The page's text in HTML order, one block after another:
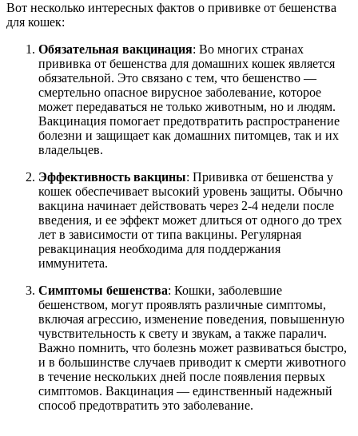
Вот несколько интересных фактов о прививке от бешенства
для кошек:
Обязательная вакцинация: Во многих странах
прививка от бешенства для домашних кошек является
обязательной. Это связано с тем, что бешенство —
смертельно опасное вирусное заболевание, которое
может передаваться не только животным, но и людям.
Вакцинация помогает предотвратить распространение
болезни и защищает как домашних питомцев, так и их
владельцев.
Эффективность вакцины: Прививка от бешенства у
кошек обеспечивает высокий уровень защиты. Обычно
вакцина начинает действовать через 2-4 недели после
введения, и ее эффект может длиться от одного до трех
лет в зависимости от типа вакцины. Регулярная
ревакцинация необходима для поддержания
иммунитета.
Симптомы бешенства: Кошки, заболевшие
бешенством, могут проявлять различные симптомы,
включая агрессию, изменение поведения, повышенную
чувствительность к свету и звукам, а также паралич.
Важно помнить, что болезнь может развиваться быстро,
и в большинстве случаев приводит к смерти животного
в течение нескольких дней после появления первых
симптомов. Вакцинация — единственный надежный
способ предотвратить это заболевание.